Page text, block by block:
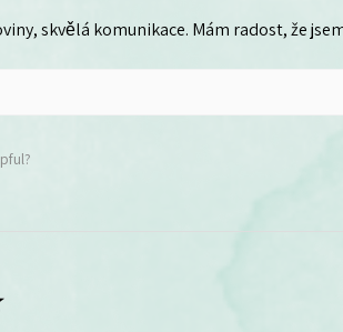
skvělá komunikace. Mám radost, že